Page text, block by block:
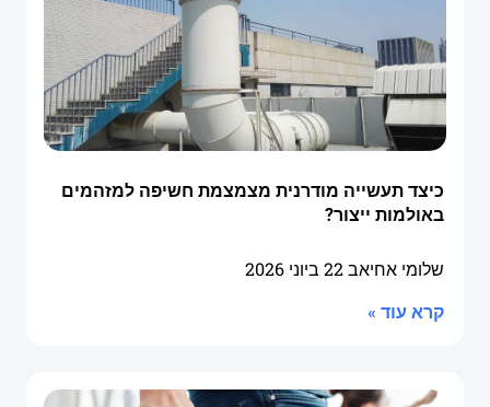
כיצד תעשייה מודרנית מצמצמת חשיפה למזהמים
באולמות ייצור?
שלומי אחיאב22 ביוני 2026
קרא עוד »